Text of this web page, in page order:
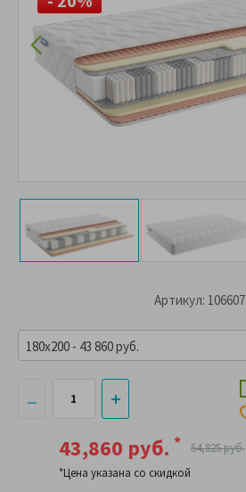
Артикул: 106607
43,860 руб. *
*Цена указана со скидкой
54,825 руб.
180x200 - 43 860 руб.